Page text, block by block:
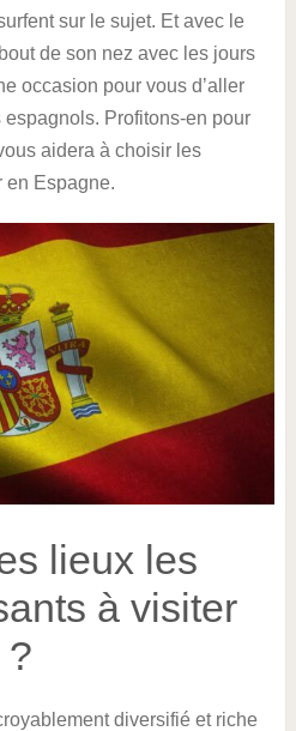
sur le sujet. Et avec le
de son nez avec les jours
occasion pour vous d’aller
Profitons-en pour
aidera à choisir les
en Espagne.
lieux les
à visiter
?
diversifié et riche